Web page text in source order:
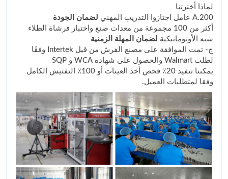
لماذا أخترتنا
A.200 عامل اجتازوا التدريب المهني
لضمان الجودة
أكثر من 100 مجموعة من معدات صنع واختبار فرشاة الطلاء
شبه الأوتوماتيكية لضمان المهلة الزمنية
ج- تمت الموافقة على مصنع الفرش من قبل Intertek وفقًا
لطلب Walmart والحصول على شهادة WCA و SQP
يمكننا تنفيذ 20٪ فحص أخذ العينات أو 100٪ التفتيش الكامل
وفقا لمتطلبات العميل.